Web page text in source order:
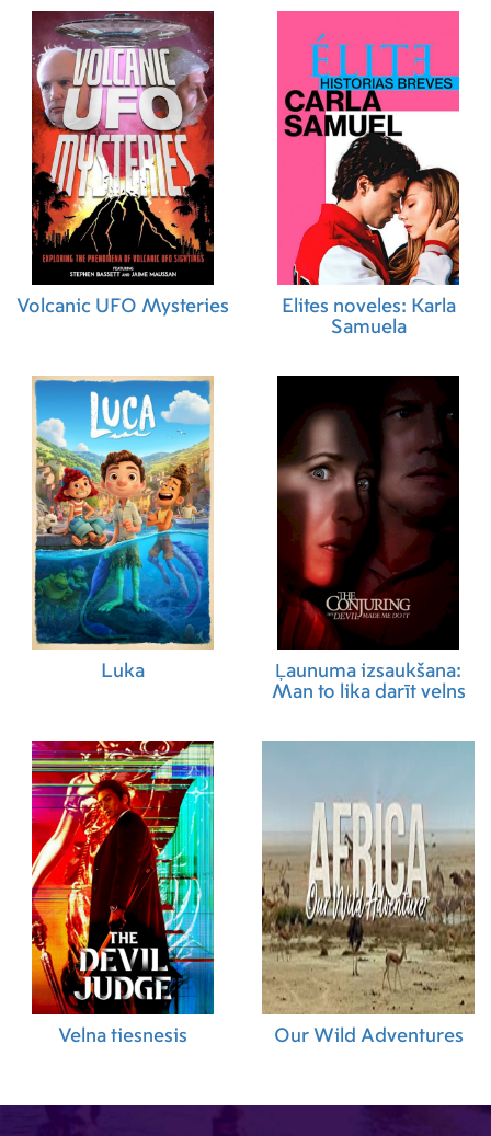
Volcanic UFO Mysteries
Elites noveles: Karla
Samuela
Luka
Ļaunuma izsaukšana:
Man to lika darīt velns
Velna tiesnesis Our Wild Adventures